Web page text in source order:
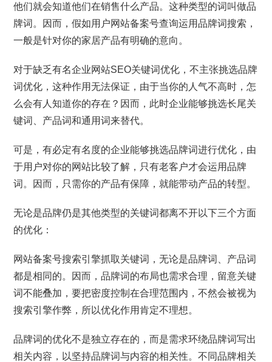
他们就会知道他们在销售什么产品。这种类型的词叫做品
牌词。因而，假如用户网站备案号查询运用品牌词搜索，
一般是针对你的家居产品有明确的意向。
对于缺乏有名企业网站SEO关键词优化，不主张挑选品牌
词优化，这种作用无法保证，由于当你的人气不高时，怎
么会有人知道你的存在？因而，此时企业能够挑选长尾关
键词、产品词和通用词来替代。
可是，有必定有名度的企业能够挑选品牌词进行优化，由
于用户对你的网站比较了解，只有老客户才会运用品牌
词。因而，只需你的产品有保障，就能带动产品的转型。
无论是品牌仍是其他类型的关键词都离不开以下三个方面
的优化：
网站备案号搜索引擎抓取关键词，无论是品牌词、产品词
都是相同的。因而，品牌词的布局也需求合理，留意关键
词不能叠加，要把密度控制在合理范围内，不然会被视为
搜索引擎作弊，所以优化作用肯定不理想。
品牌词的优化不是独立存在的，而是需求环绕品牌词写出
相关内容，以坚持品牌词与内容的相关性。不同品牌相关